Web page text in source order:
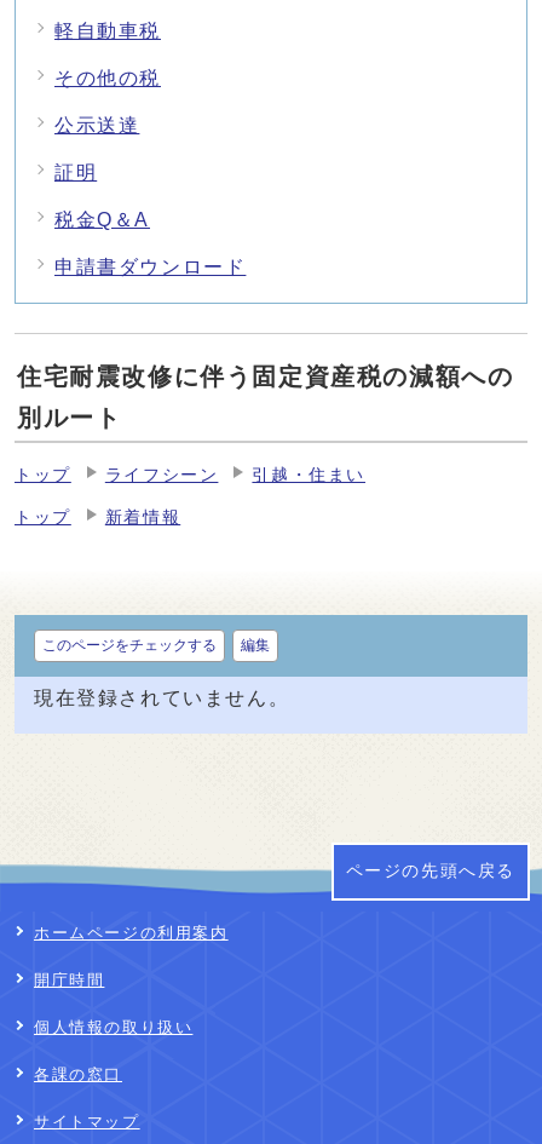
軽自動車税
その他の税
公示送達
証明
税金Q＆A
申請書ダウンロード
住宅耐震改修に伴う固定資産税の減額への
別ルート
トップ ライフシーン 引越・住まい
トップ 新着情報
このページをチェックする 編集
現在登録されていません。
ページの先頭へ戻る
ホームページの利用案内
開庁時間
個人情報の取り扱い
各課の窓口
サイトマップ